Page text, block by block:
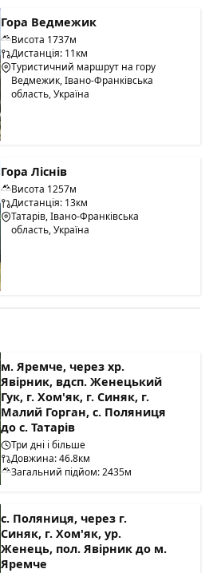
Гора Ведмежик
Висота 1737м
Дистанція: 11км
Туристичний маршрут на гору
Ведмежик, Івано-Франківська
область, Україна
Гора Ліснів
Висота 1257м
Дистанція: 13км
Татарів, Івано-Франківська
область, Україна
м. Яремче, через хр.
Явірник, вдсп. Женецький
Гук, г. Хом'як, г. Синяк, г.
Малий Горган, с. Поляниця
до с. Татарів
Три дні і більше
Довжина: 46.8км
Загальний підйом: 2435м
с. Поляниця, через г.
Синяк, г. Хом'як, ур.
Женець, пол. Явірник до м.
Яремче